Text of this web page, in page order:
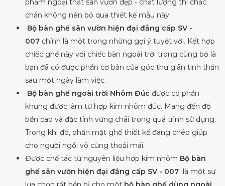
chắn không nên bỏ qua thiết kế mẫu này.
Bộ bàn ghế sân vườn hiện đại đẳng cấp SV -
007 chính là một trong những gợi ý tuyệt vời. Kết hợp
chiếc ghế này với chiếc bàn ngoài trời trong cùng bộ là
bạn đã có được phần cơ bản của góc thư giãn tinh thần
sau một ngày làm việc.
Bộ bàn ghế ngoài trời Nhôm Đúc được có phần
khung được làm từ hợp kim nhôm đúc. Mang đến độ
bền cao và đặc tính vững chãi trong quá trình sử dụng.
Trong khi đó, phần mặt ghế thiết kế đang chéo giúp
cho người ngồi vô cùng thoải mái.
Được chế tác từ nguyên liệu hợp kim nhôm Bộ bàn
ghế sân vườn hiện đại đẳng cấp SV - 007 là một sự